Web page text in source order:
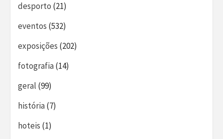
desporto (21)
eventos (532)
exposições (202)
fotografia(14)
geral (99)
história(7)
hoteis (1)